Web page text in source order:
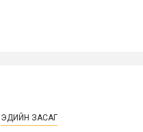
ЭДИЙН ЗАСАГ